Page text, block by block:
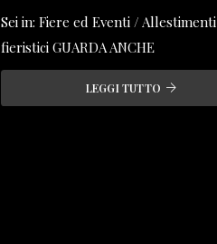
Sei in: Fiere ed Eventi / Allestimenti
fieristici GUARDA ANCHE
LEGGI TUTTO